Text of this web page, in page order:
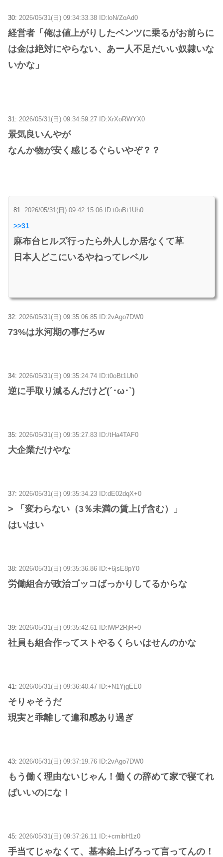
30: 2026/05/31(日) 09:34:33.38 ID:loN/ZoAd0
経営者「俺は値上がりしたベンツに乗るがお前らに
は金は絶対にやらない、あー人不足だいい奴隷いな
いかな」
31: 2026/05/31(日) 09:34:59.27 ID:XrXoRWYX0
景気良いんやが
なんか物が安く感じるぐらいやぞ？？
81: 2026/05/31(日) 09:42:15.06 ID:t0oBt1Uh0
>>31
麻布台ヒルズ行ったら外人しか居なくて草
日本人どこにいるやねってレベル
32: 2026/05/31(日) 09:35:06.85 ID:2vAgo7DW0
73%は氷河期の事だろw
34: 2026/05/31(日) 09:35:24.74 ID:t0oBt1Uh0
逆に手取り減るんだけど(´･ω･`)
35: 2026/05/31(日) 09:35:27.83 ID:/tHa4TAF0
大企業だけやな
37: 2026/05/31(日) 09:35:34.23 ID:dE02dqX+0
> 「変わらない（3％未満の賃上げ含む）」
はいはい
38: 2026/05/31(日) 09:35:36.86 ID:+6jsE8pY0
労働組合が政治ゴッコばっかりしてるからな
39: 2026/05/31(日) 09:35:42.61 ID:lWP2RjR+0
社員も組合作ってストやるくらいはせんのかな
41: 2026/05/31(日) 09:36:40.47 ID:+N1YjgEE0
そりゃそうだ
現実と乖離して違和感あり過ぎ
43: 2026/05/31(日) 09:37:19.76 ID:2vAgo7DW0
もう働く理由ないじゃん！働くの辞めて家で寝てれ
ばいいのにな！
45: 2026/05/31(日) 09:37:26.11 ID:+cmibH1z0
手当てじゃなくて、基本給上げろって言ってんの！